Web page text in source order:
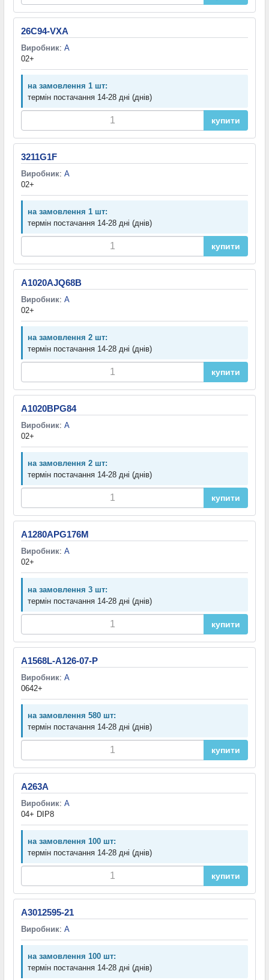
26C94-VXA
Виробник: A
02+
на замовлення 1 шт:
термін постачання 14-28 дні (днів)
купити
3211G1F
Виробник: A
02+
на замовлення 1 шт:
термін постачання 14-28 дні (днів)
купити
A1020AJQ68B
Виробник: A
02+
на замовлення 2 шт:
термін постачання 14-28 дні (днів)
купити
A1020BPG84
Виробник: A
02+
на замовлення 2 шт:
термін постачання 14-28 дні (днів)
купити
A1280APG176M
Виробник: A
02+
на замовлення 3 шт:
термін постачання 14-28 дні (днів)
купити
A1568L-A126-07-P
Виробник: A
0642+
на замовлення 580 шт:
термін постачання 14-28 дні (днів)
купити
A263A
Виробник: A
04+ DIP8
на замовлення 100 шт:
термін постачання 14-28 дні (днів)
купити
A3012595-21
Виробник: A
на замовлення 100 шт:
термін постачання 14-28 дні (днів)